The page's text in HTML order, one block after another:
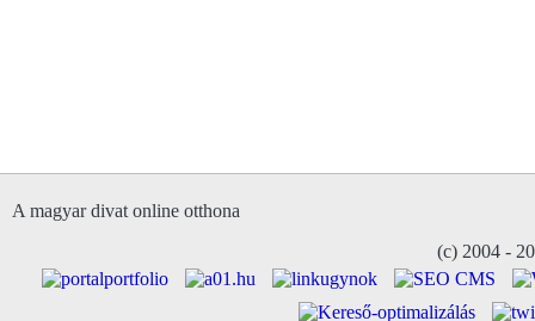
A magyar divat online otthona
(c) 2004 -